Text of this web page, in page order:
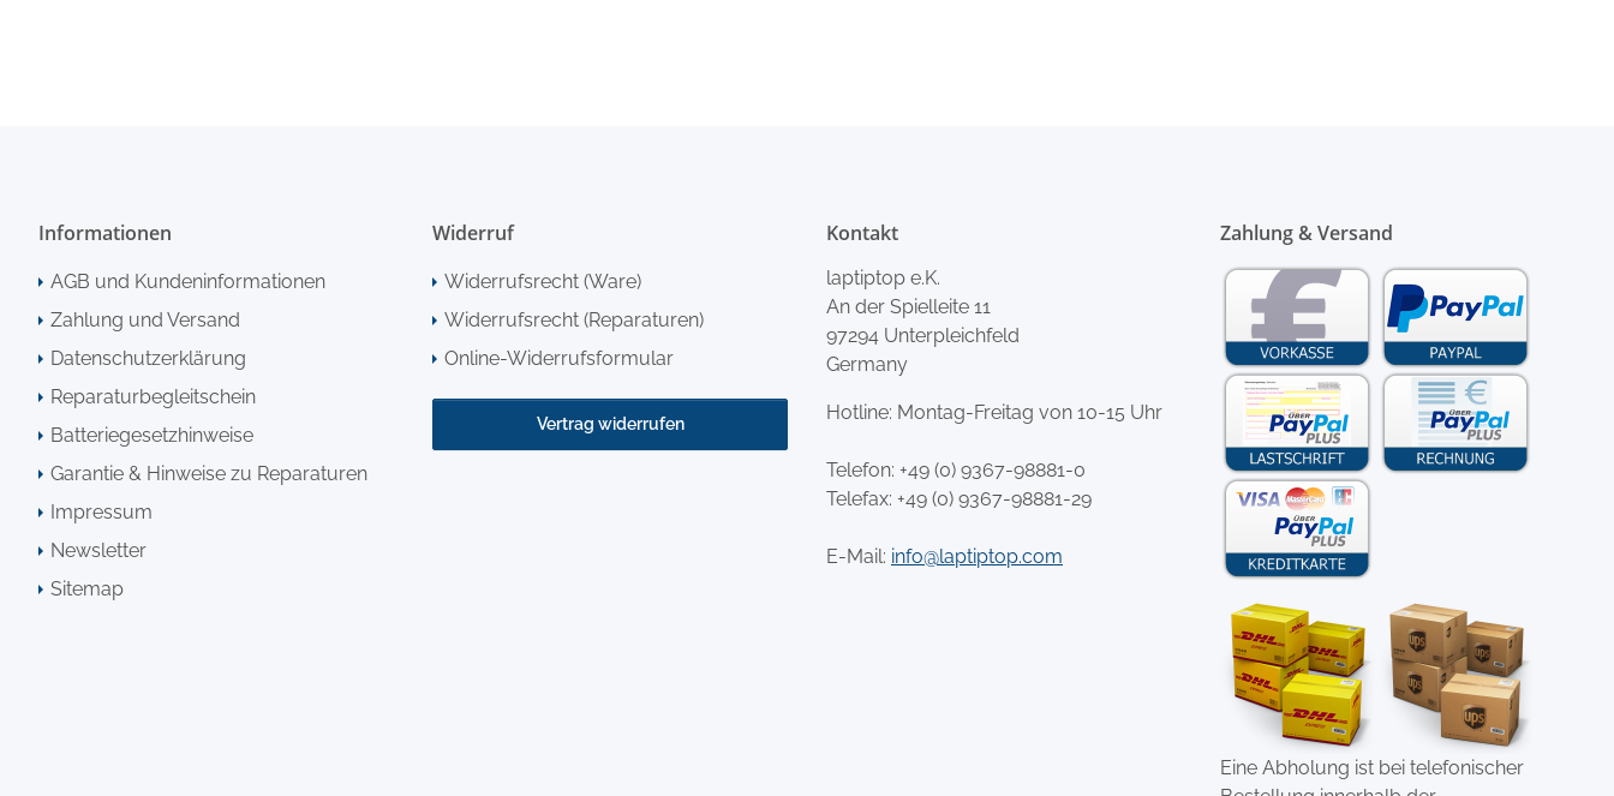
Informationen
AGB und Kundeninformationen
Zahlung und Versand
Datenschutzerklärung
Reparaturbegleitschein
Batteriegesetzhinweise
Garantie & Hinweise zu Reparaturen
Impressum
Newsletter
Sitemap
Widerruf
Widerrufsrecht (Ware)
Widerrufsrecht (Reparaturen)
Online-Widerrufsformular
Vertrag widerrufen
Kontakt
laptiptop e.K.
An der Spielleite 11
97294 Unterpleichfeld
Germany
Hotline: Montag-Freitag von 10-15 Uhr
Telefon: +49 (0) 9367-98881-0
Telefax: +49 (0) 9367-98881-29
E-Mail: info@laptiptop.com
Zahlung & Versand
Eine Abholung ist bei telefonischer